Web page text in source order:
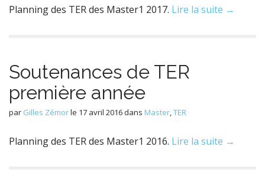
Planning des TER des Master1 2017. Lire la suite →
Soutenances de TER
première année
par Gilles Zémorle 17 avril 2016dans Master,TER
Planning des TER des Master1 2016. Lire la suite →